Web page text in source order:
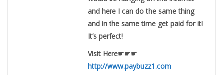
and here I can do the same thing
and in the same time get paid for it!
It’s perfect!
Visit Here☛☛☛
http://www.paybuzz1.com